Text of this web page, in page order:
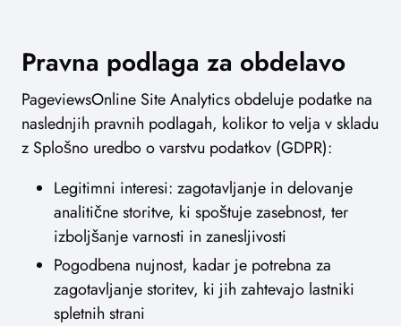
Pravna podlaga za obdelavo
PageviewsOnline Site Analytics obdeluje podatke na
naslednjih pravnih podlagah, kolikor to velja v skladu
z Splošno uredbo o varstvu podatkov (GDPR):
Legitimni interesi: zagotavljanje in delovanje
analitične storitve, ki spoštuje zasebnost, ter
izboljšanje varnosti in zanesljivosti
Pogodbena nujnost, kadar je potrebna za
zagotavljanje storitev, ki jih zahtevajo lastniki
spletnih strani